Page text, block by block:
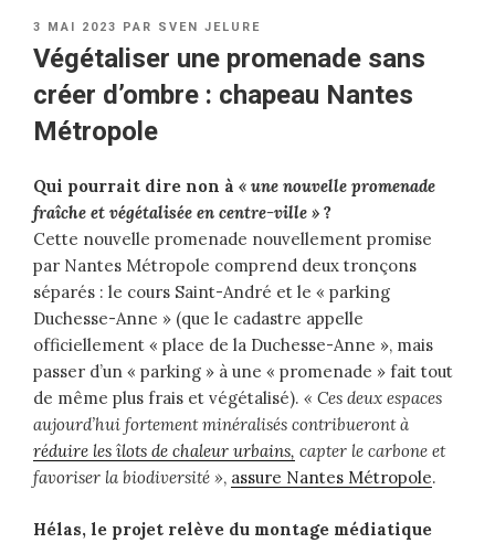
PUBLIÉ
LE
3 MAI 2023 PAR SVEN JELURE
Végétaliser une promenade sans
créer d’ombre : chapeau Nantes
Métropole
Qui pourrait dire non à « une nouvelle promenade
fraîche et végétalisée en centre-ville » ?
Cette nouvelle promenade nouvellement promise
par Nantes Métropole comprend deux tronçons
séparés : le cours Saint-André et le « parking
Duchesse-Anne » (que le cadastre appelle
officiellement « place de la Duchesse-Anne », mais
passer d’un « parking » à une « promenade » fait tout
de même plus frais et végétalisé). « Ces deux espaces
aujourd’hui fortement minéralisés contribueront à
réduire les îlots de chaleur urbains, capter le carbone et
favoriser la biodiversité », assure Nantes Métropole.
Hélas, le projet relève du montage médiatique